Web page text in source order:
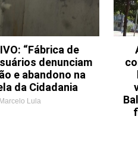
“Fábrica de
denunciam
e abandono na
da Cidadania
Marcelo Lula